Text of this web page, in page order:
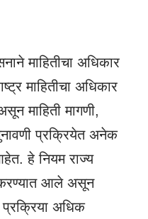
माहितीचा अधिकार
माहितीचा अधिकार
माहिती मागणी,
प्रक्रियेत अनेक
हे नियम राज्य
करण्यात आले असून
प्रक्रिया अधिक